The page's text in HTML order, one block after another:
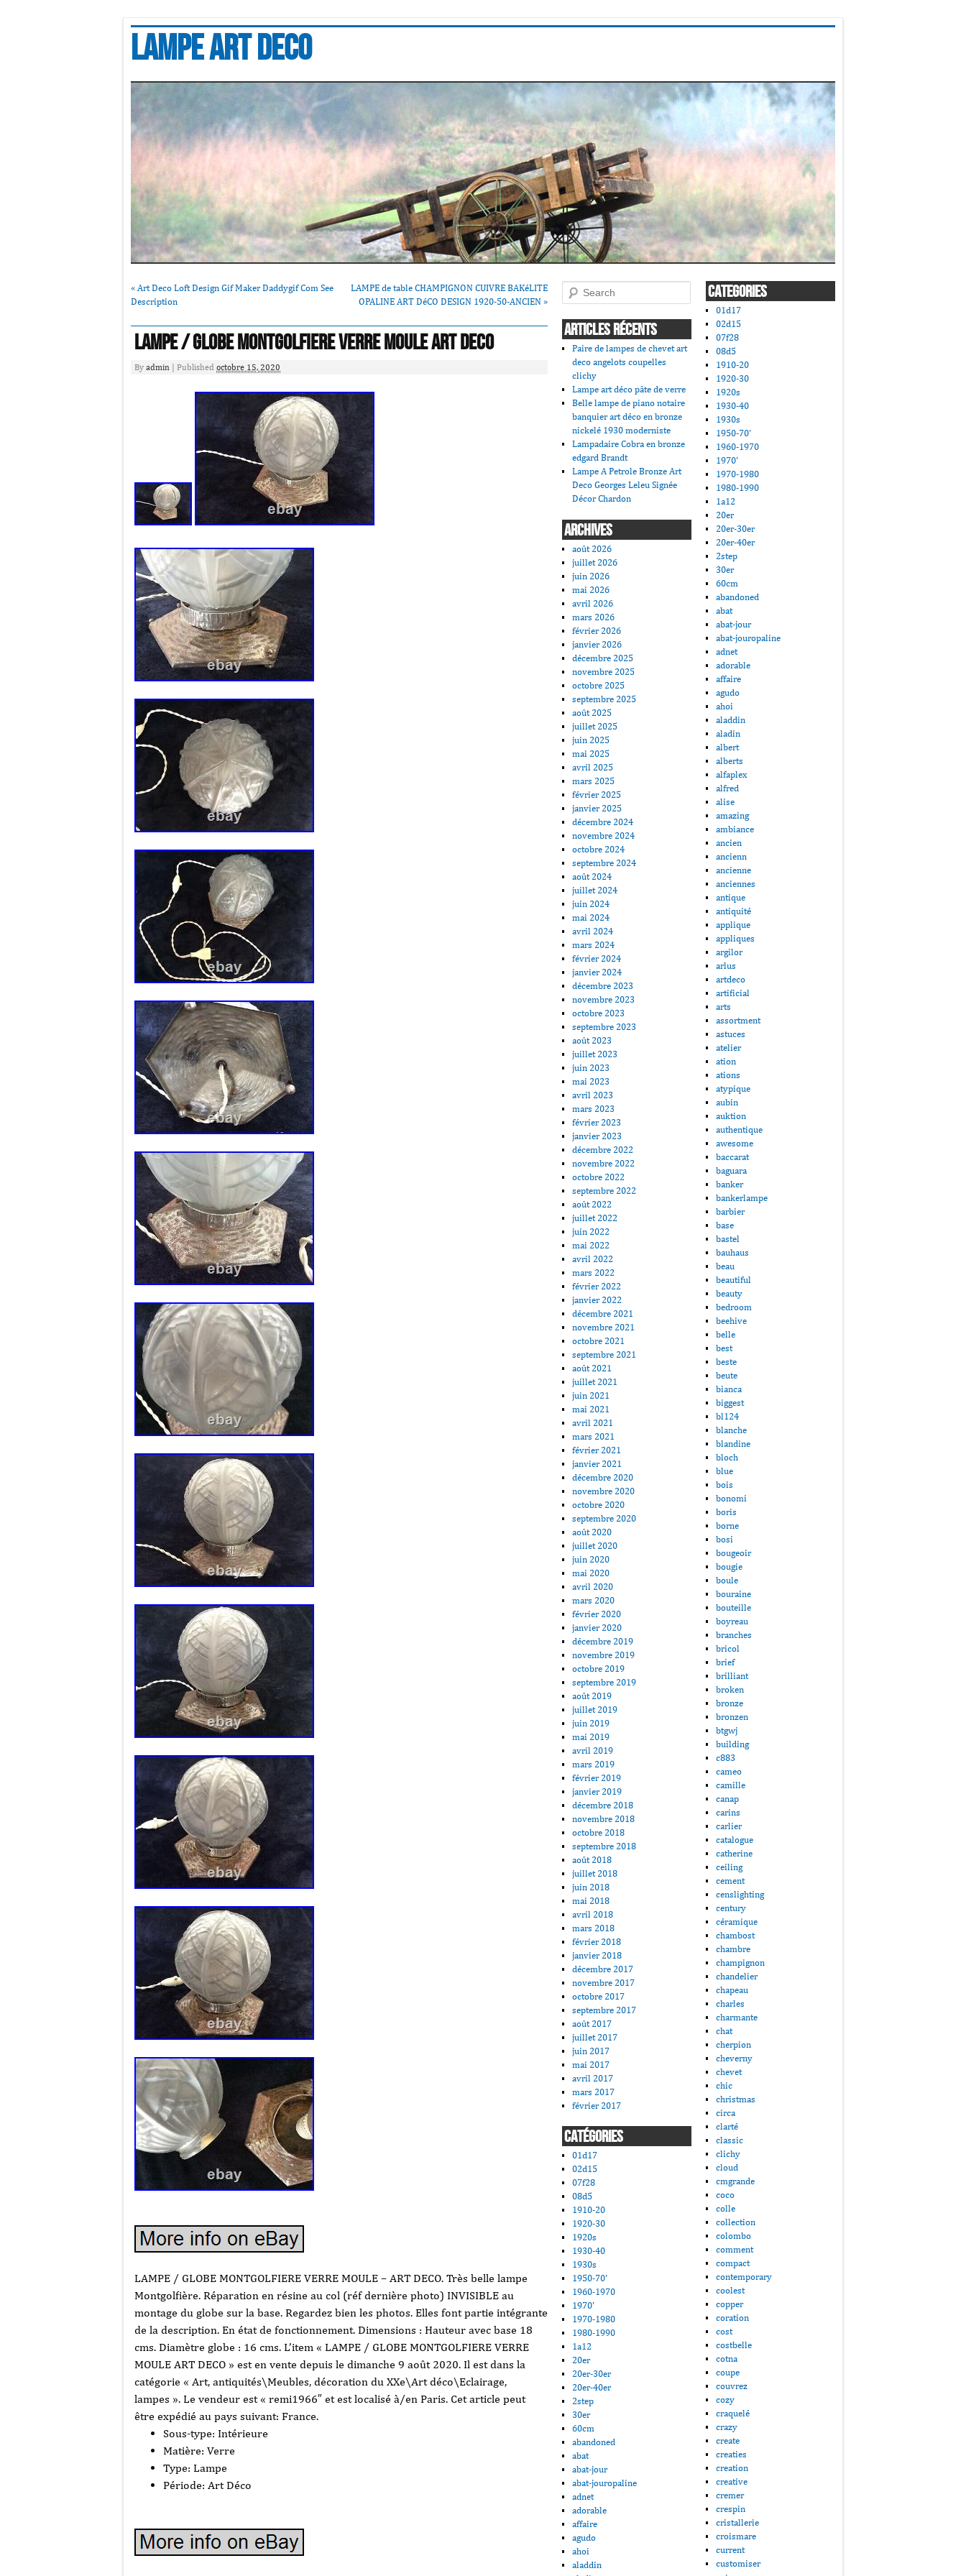
Lampe art deco
« Art Deco Loft Design Gif Maker Daddygif Com See
Description
LAMPE de table CHAMPIGNON CUIVRE BAKéLITE
OPALINE ART DéCO DESIGN 1920-50-ANCIEN »
Lampe / Globe Montgolfiere Verre Moule Art Deco
By admin Published octobre 15, 2020
LAMPE / GLOBE MONTGOLFIERE VERRE MOULE – ART DECO. Très belle lampe
Montgolfière. Réparation en résine au col (réf dernière photo) INVISIBLE au
montage du globe sur la base. Regardez bien les photos. Elles font partie intégrante
de la description. En état de fonctionnement. Dimensions : Hauteur avec base 18
cms. Diamètre globe : 16 cms. L’item « LAMPE / GLOBE MONTGOLFIERE VERRE
MOULE ART DECO » est en vente depuis le dimanche 9 août 2020. Il est dans la
catégorie « Art, antiquités\Meubles, décoration du XXe\Art déco\Eclairage,
lampes ». Le vendeur est « remi1966″ et est localisé à/en Paris. Cet article peut
être expédié au pays suivant: France.
Sous-type: Intérieure
Matière: Verre
Type: Lampe
Période: Art Déco
Search
ARTICLES RÉCENTS
Paire de lampes de chevet art
deco angelots coupelles
clichy
Lampe art déco pâte de verre
Belle lampe de piano notaire
banquier art déco en bronze
nickelé 1930 moderniste
Lampadaire Cobra en bronze
edgard Brandt
Lampe A Petrole Bronze Art
Deco Georges Leleu Signée
Décor Chardon
ARCHIVES
août 2026
juillet 2026
juin 2026
mai 2026
avril 2026
mars 2026
février 2026
janvier 2026
décembre 2025
novembre 2025
octobre 2025
septembre 2025
août 2025
juillet 2025
juin 2025
mai 2025
avril 2025
mars 2025
février 2025
janvier 2025
décembre 2024
novembre 2024
octobre 2024
septembre 2024
août 2024
juillet 2024
juin 2024
mai 2024
avril 2024
mars 2024
février 2024
janvier 2024
décembre 2023
novembre 2023
octobre 2023
septembre 2023
août 2023
juillet 2023
juin 2023
mai 2023
avril 2023
mars 2023
février 2023
janvier 2023
décembre 2022
novembre 2022
octobre 2022
septembre 2022
août 2022
juillet 2022
juin 2022
mai 2022
avril 2022
mars 2022
février 2022
janvier 2022
décembre 2021
novembre 2021
octobre 2021
septembre 2021
août 2021
juillet 2021
juin 2021
mai 2021
avril 2021
mars 2021
février 2021
janvier 2021
décembre 2020
novembre 2020
octobre 2020
septembre 2020
août 2020
juillet 2020
juin 2020
mai 2020
avril 2020
mars 2020
février 2020
janvier 2020
décembre 2019
novembre 2019
octobre 2019
septembre 2019
août 2019
juillet 2019
juin 2019
mai 2019
avril 2019
mars 2019
février 2019
janvier 2019
décembre 2018
novembre 2018
octobre 2018
septembre 2018
août 2018
juillet 2018
juin 2018
mai 2018
avril 2018
mars 2018
février 2018
janvier 2018
décembre 2017
novembre 2017
octobre 2017
septembre 2017
août 2017
juillet 2017
juin 2017
mai 2017
avril 2017
mars 2017
février 2017
CATÉGORIES
01d17
02d15
07f28
08d5
1910-20
1920-30
1920s
1930-40
1930s
1950-70'
1960-1970
1970'
1970-1980
1980-1990
1a12
20er
20er-30er
20er-40er
2step
30er
60cm
abandoned
abat
abat-jour
abat-jouropaline
adnet
adorable
affaire
agudo
ahoi
aladdin
CATEGORIES
01d17
02d15
07f28
08d5
1910-20
1920-30
1920s
1930-40
1930s
1950-70'
1960-1970
1970'
1970-1980
1980-1990
1a12
20er
20er-30er
20er-40er
2step
30er
60cm
abandoned
abat
abat-jour
abat-jouropaline
adnet
adorable
affaire
agudo
ahoi
aladdin
aladin
albert
alberts
alfaplex
alfred
alise
amazing
ambiance
ancien
ancienn
ancienne
anciennes
antique
antiquité
applique
appliques
argilor
arlus
artdeco
artificial
arts
assortment
astuces
atelier
ation
ations
atypique
aubin
auktion
authentique
awesome
baccarat
baguara
banker
bankerlampe
barbier
base
bastel
bauhaus
beau
beautiful
beauty
bedroom
beehive
belle
best
beste
beute
bianca
biggest
bl124
blanche
blandine
bloch
blue
bois
bonomi
boris
borne
bosi
bougeoir
bougie
boule
bouraine
bouteille
boyreau
branches
bricol
brief
brilliant
broken
bronze
bronzen
btgwj
building
c883
cameo
camille
canap
carins
carlier
catalogue
catherine
ceiling
cement
censlighting
century
céramique
chambost
chambre
champignon
chandelier
chapeau
charles
charmante
chat
cherpion
cheverny
chevet
chic
christmas
circa
clarté
classic
clichy
cloud
cmgrande
coco
colle
collection
colombo
comment
compact
contemporary
coolest
copper
coration
cost
costbelle
cotna
coupe
couvrez
cozy
craquelé
crazy
create
creaties
creation
creative
cremer
crespin
cristallerie
croismare
current
customiser